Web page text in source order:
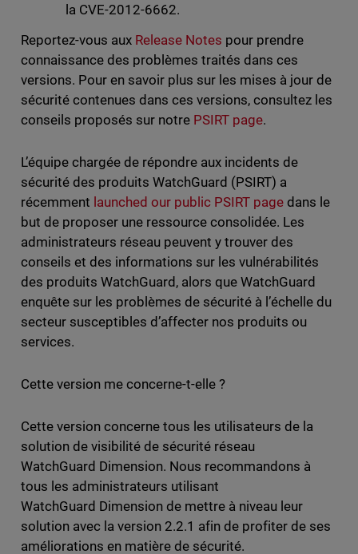
la CVE-2012-6662.
Reportez-vous aux Release Notes pour prendre
connaissance des problèmes traités dans ces
versions. Pour en savoir plus sur les mises à jour de
sécurité contenues dans ces versions, consultez les
conseils proposés sur notre PSIRT page.
L’équipe chargée de répondre aux incidents de
sécurité des produits WatchGuard (PSIRT) a
récemment launched our public PSIRT page dans le
but de proposer une ressource consolidée. Les
administrateurs réseau peuvent y trouver des
conseils et des informations sur les vulnérabilités
des produits WatchGuard, alors que WatchGuard
enquête sur les problèmes de sécurité à l’échelle du
secteur susceptibles d’affecter nos produits ou
services.
Cette version me concerne-t-elle ?
Cette version concerne tous les utilisateurs de la
solution de visibilité de sécurité réseau
WatchGuard Dimension. Nous recommandons à
tous les administrateurs utilisant
WatchGuard Dimension de mettre à niveau leur
solution avec la version 2.2.1 afin de profiter de ses
améliorations en matière de sécurité.